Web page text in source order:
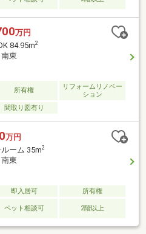
万円
84.95m2
東
所有権
リフォームリノベー
ション
間取り図有り
万円
ーム 35m2
東
即入居可
所有権
ペット相談可 2階以上